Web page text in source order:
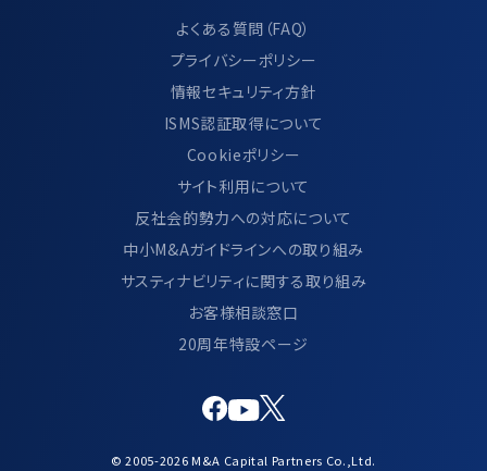
よくある質問（FAQ）
プライバシーポリシー
情報セキュリティ方針
ISMS認証取得について
Cookieポリシー
サイト利用について
反社会的勢力への対応について
中小M&Aガイドラインへの取り組み
サスティナビリティに関する取り組み
お客様相談窓口
20周年特設ページ
© 2005-2026 M&A Capital Partners Co.,Ltd.